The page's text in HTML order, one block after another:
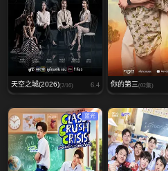
天空之城(2026)(2/16) 6.4 你的第三(02集)
蓝光